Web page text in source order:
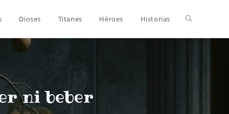
Dioses Titanes Héroes Historias
ni beber